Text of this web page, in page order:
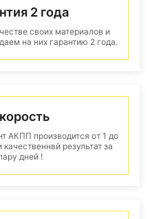
2 года
своих материалов и
на них гарантию 2 года.
АКПП производится от 1 до
результат за
дней !